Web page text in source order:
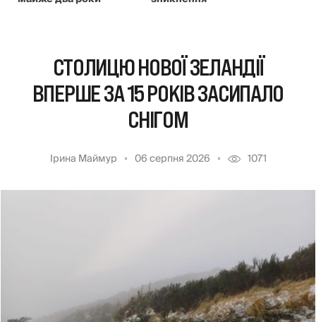
СТОЛИЦЮ НОВОЇ ЗЕЛАНДІЇ
ВПЕРШЕ ЗА 15 РОКІВ ЗАСИПАЛО
СНІГОМ
Ірина Маймур 06 серпня 2026 1071